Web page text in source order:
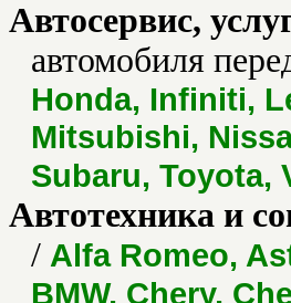
Автосервис,
автомобиля
Honda, Infiniti,
Mitsubishi,
Subaru, Toyota,
Автотехника и
/ Alfa Romeo,
BMW, Chery,